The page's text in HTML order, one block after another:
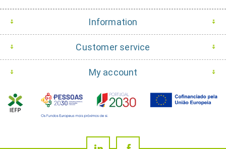
Information
Customer service
My account